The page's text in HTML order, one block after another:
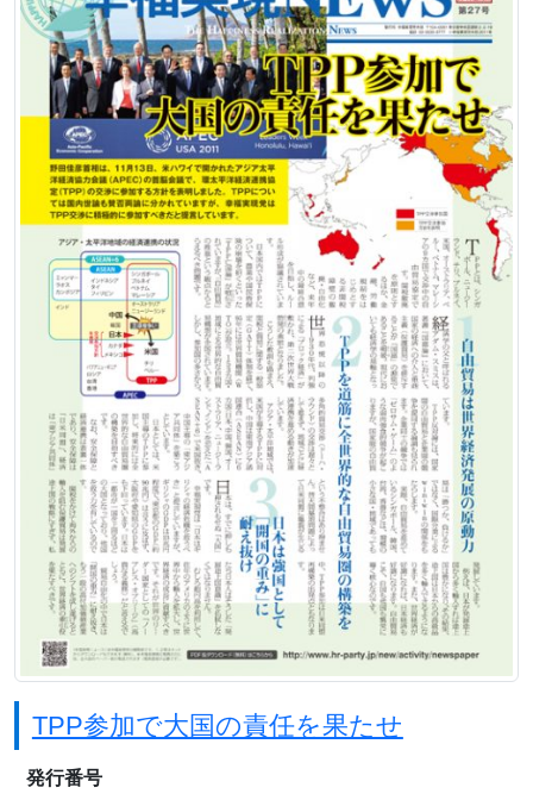
TPP参加で大国の責任を果たせ
発行番号